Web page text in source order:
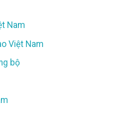
Nam
Việt Nam
bộ